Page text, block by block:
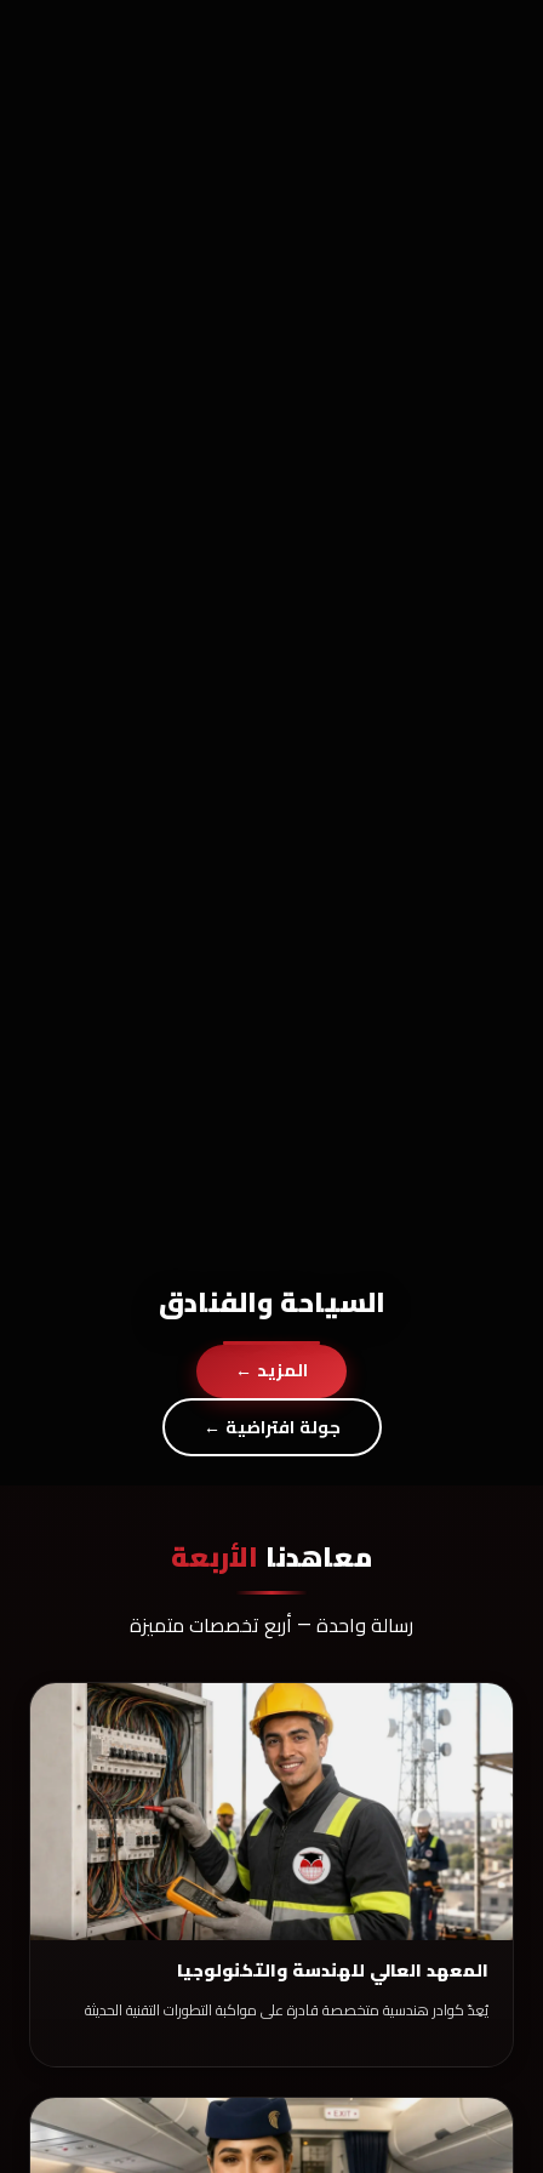
السياحة والفنادق
المزيد ←
جولة افتراضية ←
معاهدنا الأربعة
رسالة واحدة — أربع تخصصات متميزة
المعهد العالي للهندسة والتكنولوجيا
يُعِدّ كوادر هندسية متخصصة قادرة على مواكبة التطورات التقنية الحديثة